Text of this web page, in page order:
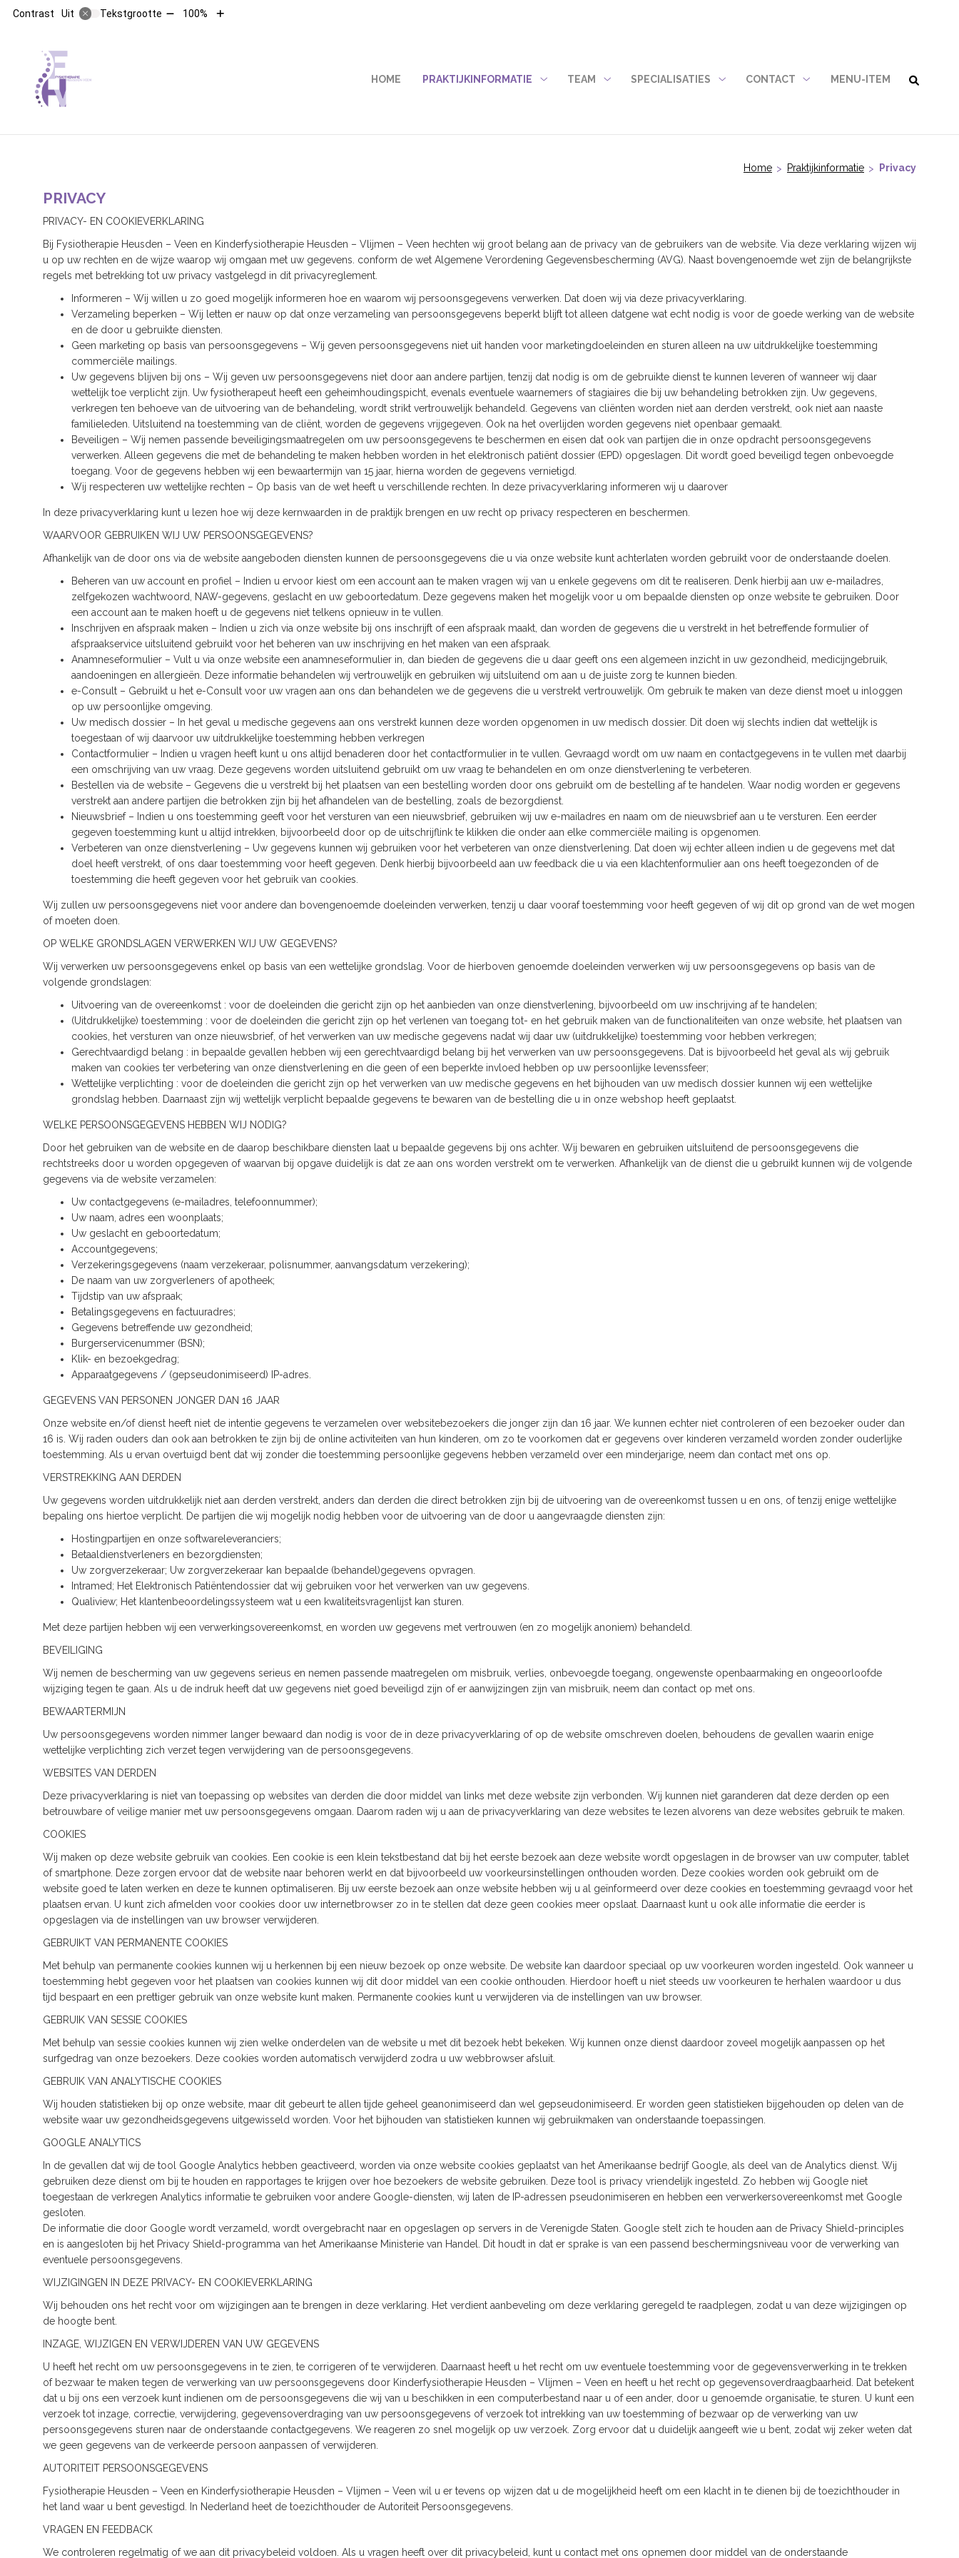
Contrast Uit Tekstgrootte Tekst100%
Tekst
HOME
PRAKTIJKINFORMATIE
TEAM
SPECIALISATIES
CONTACT
MENU-ITEM
Home Praktijkinformatie Privacy
PRIVACY
PRIVACY- EN COOKIEVERKLARING
Bij Fysiotherapie Heusden – Veen en Kinderfysiotherapie Heusden – Vlijmen – Veen hechten wij groot belang aan de privacy van de gebruikers van de website. Via deze verklaring wijzen wij
u op uw rechten en de wijze waarop wij omgaan met uw gegevens. conform de wet Algemene Verordening Gegevensbescherming (AVG). Naast bovengenoemde wet zijn de belangrijkste
regels met betrekking tot uw privacy vastgelegd in dit privacyreglement.
Informeren – Wij willen u zo goed mogelijk informeren hoe en waarom wij persoonsgegevens verwerken. Dat doen wij via deze privacyverklaring.
Verzameling beperken – Wij letten er nauw op dat onze verzameling van persoonsgegevens beperkt blijft tot alleen datgene wat echt nodig is voor de goede werking van de website
en de door u gebruikte diensten.
Geen marketing op basis van persoonsgegevens – Wij geven persoonsgegevens niet uit handen voor marketingdoeleinden en sturen alleen na uw uitdrukkelijke toestemming
commerciële mailings.
Uw gegevens blijven bij ons – Wij geven uw persoonsgegevens niet door aan andere partijen, tenzij dat nodig is om de gebruikte dienst te kunnen leveren of wanneer wij daar
wettelijk toe verplicht zijn. Uw fysiotherapeut heeft een geheimhoudingspicht, evenals eventuele waarnemers of stagiaires die bij uw behandeling betrokken zijn. Uw gegevens,
verkregen ten behoeve van de uitvoering van de behandeling, wordt strikt vertrouwelijk behandeld. Gegevens van cliënten worden niet aan derden verstrekt, ook niet aan naaste
familieleden. Uitsluitend na toestemming van de cliënt, worden de gegevens vrijgegeven. Ook na het overlijden worden gegevens niet openbaar gemaakt.
Beveiligen – Wij nemen passende beveiligingsmaatregelen om uw persoonsgegevens te beschermen en eisen dat ook van partijen die in onze opdracht persoonsgegevens
verwerken. Alleen gegevens die met de behandeling te maken hebben worden in het elektronisch patiënt dossier (EPD) opgeslagen. Dit wordt goed beveiligd tegen onbevoegde
toegang. Voor de gegevens hebben wij een bewaartermijn van 15 jaar, hierna worden de gegevens vernietigd.
Wij respecteren uw wettelijke rechten – Op basis van de wet heeft u verschillende rechten. In deze privacyverklaring informeren wij u daarover
In deze privacyverklaring kunt u lezen hoe wij deze kernwaarden in de praktijk brengen en uw recht op privacy respecteren en beschermen.
WAARVOOR GEBRUIKEN WIJ UW PERSOONSGEGEVENS?
Afhankelijk van de door ons via de website aangeboden diensten kunnen de persoonsgegevens die u via onze website kunt achterlaten worden gebruikt voor de onderstaande doelen.
Beheren van uw account en profiel – Indien u ervoor kiest om een account aan te maken vragen wij van u enkele gegevens om dit te realiseren. Denk hierbij aan uw e-mailadres,
zelfgekozen wachtwoord, NAW-gegevens, geslacht en uw geboortedatum. Deze gegevens maken het mogelijk voor u om bepaalde diensten op onze website te gebruiken. Door
een account aan te maken hoeft u de gegevens niet telkens opnieuw in te vullen.
Inschrijven en afspraak maken – Indien u zich via onze website bij ons inschrijft of een afspraak maakt, dan worden de gegevens die u verstrekt in het betreffende formulier of
afspraakservice uitsluitend gebruikt voor het beheren van uw inschrijving en het maken van een afspraak.
Anamneseformulier – Vult u via onze website een anamneseformulier in, dan bieden de gegevens die u daar geeft ons een algemeen inzicht in uw gezondheid, medicijngebruik,
aandoeningen en allergieën. Deze informatie behandelen wij vertrouwelijk en gebruiken wij uitsluitend om aan u de juiste zorg te kunnen bieden.
e-Consult – Gebruikt u het e-Consult voor uw vragen aan ons dan behandelen we de gegevens die u verstrekt vertrouwelijk. Om gebruik te maken van deze dienst moet u inloggen
op uw persoonlijke omgeving.
Uw medisch dossier – In het geval u medische gegevens aan ons verstrekt kunnen deze worden opgenomen in uw medisch dossier. Dit doen wij slechts indien dat wettelijk is
toegestaan of wij daarvoor uw uitdrukkelijke toestemming hebben verkregen
Contactformulier – Indien u vragen heeft kunt u ons altijd benaderen door het contactformulier in te vullen. Gevraagd wordt om uw naam en contactgegevens in te vullen met daarbij
een omschrijving van uw vraag. Deze gegevens worden uitsluitend gebruikt om uw vraag te behandelen en om onze dienstverlening te verbeteren.
Bestellen via de website – Gegevens die u verstrekt bij het plaatsen van een bestelling worden door ons gebruikt om de bestelling af te handelen. Waar nodig worden er gegevens
verstrekt aan andere partijen die betrokken zijn bij het afhandelen van de bestelling, zoals de bezorgdienst.
Nieuwsbrief – Indien u ons toestemming geeft voor het versturen van een nieuwsbrief, gebruiken wij uw e-mailadres en naam om de nieuwsbrief aan u te versturen. Een eerder
gegeven toestemming kunt u altijd intrekken, bijvoorbeeld door op de uitschrijflink te klikken die onder aan elke commerciële mailing is opgenomen.
Verbeteren van onze dienstverlening – Uw gegevens kunnen wij gebruiken voor het verbeteren van onze dienstverlening. Dat doen wij echter alleen indien u de gegevens met dat
doel heeft verstrekt, of ons daar toestemming voor heeft gegeven. Denk hierbij bijvoorbeeld aan uw feedback die u via een klachtenformulier aan ons heeft toegezonden of de
toestemming die heeft gegeven voor het gebruik van cookies.
Wij zullen uw persoonsgegevens niet voor andere dan bovengenoemde doeleinden verwerken, tenzij u daar vooraf toestemming voor heeft gegeven of wij dit op grond van de wet mogen
of moeten doen.
OP WELKE GRONDSLAGEN VERWERKEN WIJ UW GEGEVENS?
Wij verwerken uw persoonsgegevens enkel op basis van een wettelijke grondslag. Voor de hierboven genoemde doeleinden verwerken wij uw persoonsgegevens op basis van de
volgende grondslagen:
Uitvoering van de overeenkomst : voor de doeleinden die gericht zijn op het aanbieden van onze dienstverlening, bijvoorbeeld om uw inschrijving af te handelen;
(Uitdrukkelijke) toestemming : voor de doeleinden die gericht zijn op het verlenen van toegang tot- en het gebruik maken van de functionaliteiten van onze website, het plaatsen van
cookies, het versturen van onze nieuwsbrief, of het verwerken van uw medische gegevens nadat wij daar uw (uitdrukkelijke) toestemming voor hebben verkregen;
Gerechtvaardigd belang : in bepaalde gevallen hebben wij een gerechtvaardigd belang bij het verwerken van uw persoonsgegevens. Dat is bijvoorbeeld het geval als wij gebruik
maken van cookies ter verbetering van onze dienstverlening en die geen of een beperkte invloed hebben op uw persoonlijke levenssfeer;
Wettelijke verplichting : voor de doeleinden die gericht zijn op het verwerken van uw medische gegevens en het bijhouden van uw medisch dossier kunnen wij een wettelijke
grondslag hebben. Daarnaast zijn wij wettelijk verplicht bepaalde gegevens te bewaren van de bestelling die u in onze webshop heeft geplaatst.
WELKE PERSOONSGEGEVENS HEBBEN WIJ NODIG?
Door het gebruiken van de website en de daarop beschikbare diensten laat u bepaalde gegevens bij ons achter. Wij bewaren en gebruiken uitsluitend de persoonsgegevens die
rechtstreeks door u worden opgegeven of waarvan bij opgave duidelijk is dat ze aan ons worden verstrekt om te verwerken. Afhankelijk van de dienst die u gebruikt kunnen wij de volgende
gegevens via de website verzamelen:
Uw contactgegevens (e-mailadres, telefoonnummer);
Uw naam, adres een woonplaats;
Uw geslacht en geboortedatum;
Accountgegevens;
Verzekeringsgegevens (naam verzekeraar, polisnummer, aanvangsdatum verzekering);
De naam van uw zorgverleners of apotheek;
Tijdstip van uw afspraak;
Betalingsgegevens en factuuradres;
Gegevens betreffende uw gezondheid;
Burgerservicenummer (BSN);
Klik- en bezoekgedrag;
Apparaatgegevens / (gepseudonimiseerd) IP-adres.
GEGEVENS VAN PERSONEN JONGER DAN 16 JAAR
Onze website en/of dienst heeft niet de intentie gegevens te verzamelen over websitebezoekers die jonger zijn dan 16 jaar. We kunnen echter niet controleren of een bezoeker ouder dan
16 is. Wij raden ouders dan ook aan betrokken te zijn bij de online activiteiten van hun kinderen, om zo te voorkomen dat er gegevens over kinderen verzameld worden zonder ouderlijke
toestemming. Als u ervan overtuigd bent dat wij zonder die toestemming persoonlijke gegevens hebben verzameld over een minderjarige, neem dan contact met ons op.
VERSTREKKING AAN DERDEN
Uw gegevens worden uitdrukkelijk niet aan derden verstrekt, anders dan derden die direct betrokken zijn bij de uitvoering van de overeenkomst tussen u en ons, of tenzij enige wettelijke
bepaling ons hiertoe verplicht. De partijen die wij mogelijk nodig hebben voor de uitvoering van de door u aangevraagde diensten zijn:
Hostingpartijen en onze softwareleveranciers;
Betaaldienstverleners en bezorgdiensten;
Uw zorgverzekeraar; Uw zorgverzekeraar kan bepaalde (behandel)gegevens opvragen.
Intramed; Het Elektronisch Patiëntendossier dat wij gebruiken voor het verwerken van uw gegevens.
Qualiview; Het klantenbeoordelingssysteem wat u een kwaliteitsvragenlijst kan sturen.
Met deze partijen hebben wij een verwerkingsovereenkomst, en worden uw gegevens met vertrouwen (en zo mogelijk anoniem) behandeld.
BEVEILIGING
Wij nemen de bescherming van uw gegevens serieus en nemen passende maatregelen om misbruik, verlies, onbevoegde toegang, ongewenste openbaarmaking en ongeoorloofde
wijziging tegen te gaan. Als u de indruk heeft dat uw gegevens niet goed beveiligd zijn of er aanwijzingen zijn van misbruik, neem dan contact op met ons.
BEWAARTERMIJN
Uw persoonsgegevens worden nimmer langer bewaard dan nodig is voor de in deze privacyverklaring of op de website omschreven doelen, behoudens de gevallen waarin enige
wettelijke verplichting zich verzet tegen verwijdering van de persoonsgegevens.
WEBSITES VAN DERDEN
Deze privacyverklaring is niet van toepassing op websites van derden die door middel van links met deze website zijn verbonden. Wij kunnen niet garanderen dat deze derden op een
betrouwbare of veilige manier met uw persoonsgegevens omgaan. Daarom raden wij u aan de privacyverklaring van deze websites te lezen alvorens van deze websites gebruik te maken.
COOKIES
Wij maken op deze website gebruik van cookies. Een cookie is een klein tekstbestand dat bij het eerste bezoek aan deze website wordt opgeslagen in de browser van uw computer, tablet
of smartphone. Deze zorgen ervoor dat de website naar behoren werkt en dat bijvoorbeeld uw voorkeursinstellingen onthouden worden. Deze cookies worden ook gebruikt om de
website goed te laten werken en deze te kunnen optimaliseren. Bij uw eerste bezoek aan onze website hebben wij u al geïnformeerd over deze cookies en toestemming gevraagd voor het
plaatsen ervan. U kunt zich afmelden voor cookies door uw internetbrowser zo in te stellen dat deze geen cookies meer opslaat. Daarnaast kunt u ook alle informatie die eerder is
opgeslagen via de instellingen van uw browser verwijderen.
GEBRUIKT VAN PERMANENTE COOKIES
Met behulp van permanente cookies kunnen wij u herkennen bij een nieuw bezoek op onze website. De website kan daardoor speciaal op uw voorkeuren worden ingesteld. Ook wanneer u
toestemming hebt gegeven voor het plaatsen van cookies kunnen wij dit door middel van een cookie onthouden. Hierdoor hoeft u niet steeds uw voorkeuren te herhalen waardoor u dus
tijd bespaart en een prettiger gebruik van onze website kunt maken. Permanente cookies kunt u verwijderen via de instellingen van uw browser.
GEBRUIK VAN SESSIE COOKIES
Met behulp van sessie cookies kunnen wij zien welke onderdelen van de website u met dit bezoek hebt bekeken. Wij kunnen onze dienst daardoor zoveel mogelijk aanpassen op het
surfgedrag van onze bezoekers. Deze cookies worden automatisch verwijderd zodra u uw webbrowser afsluit.
GEBRUIK VAN ANALYTISCHE COOKIES
Wij houden statistieken bij op onze website, maar dit gebeurt te allen tijde geheel geanonimiseerd dan wel gepseudonimiseerd. Er worden geen statistieken bijgehouden op delen van de
website waar uw gezondheidsgegevens uitgewisseld worden. Voor het bijhouden van statistieken kunnen wij gebruikmaken van onderstaande toepassingen.
GOOGLE ANALYTICS
In de gevallen dat wij de tool Google Analytics hebben geactiveerd, worden via onze website cookies geplaatst van het Amerikaanse bedrijf Google, als deel van de Analytics dienst. Wij
gebruiken deze dienst om bij te houden en rapportages te krijgen over hoe bezoekers de website gebruiken. Deze tool is privacy vriendelijk ingesteld. Zo hebben wij Google niet
toegestaan de verkregen Analytics informatie te gebruiken voor andere Google-diensten, wij laten de IP-adressen pseudonimiseren en hebben een verwerkersovereenkomst met Google
gesloten.
De informatie die door Google wordt verzameld, wordt overgebracht naar en opgeslagen op servers in de Verenigde Staten. Google stelt zich te houden aan de Privacy Shield-principles
en is aangesloten bij het Privacy Shield-programma van het Amerikaanse Ministerie van Handel. Dit houdt in dat er sprake is van een passend beschermingsniveau voor de verwerking van
eventuele persoonsgegevens.
WIJZIGINGEN IN DEZE PRIVACY- EN COOKIEVERKLARING
Wij behouden ons het recht voor om wijzigingen aan te brengen in deze verklaring. Het verdient aanbeveling om deze verklaring geregeld te raadplegen, zodat u van deze wijzigingen op
de hoogte bent.
INZAGE, WIJZIGEN EN VERWIJDEREN VAN UW GEGEVENS
U heeft het recht om uw persoonsgegevens in te zien, te corrigeren of te verwijderen. Daarnaast heeft u het recht om uw eventuele toestemming voor de gegevensverwerking in te trekken
of bezwaar te maken tegen de verwerking van uw persoonsgegevens door Kinderfysiotherapie Heusden – Vlijmen – Veen en heeft u het recht op gegevensoverdraagbaarheid. Dat betekent
dat u bij ons een verzoek kunt indienen om de persoonsgegevens die wij van u beschikken in een computerbestand naar u of een ander, door u genoemde organisatie, te sturen. U kunt een
verzoek tot inzage, correctie, verwijdering, gegevensoverdraging van uw persoonsgegevens of verzoek tot intrekking van uw toestemming of bezwaar op de verwerking van uw
persoonsgegevens sturen naar de onderstaande contactgegevens. We reageren zo snel mogelijk op uw verzoek. Zorg ervoor dat u duidelijk aangeeft wie u bent, zodat wij zeker weten dat
we geen gegevens van de verkeerde persoon aanpassen of verwijderen.
AUTORITEIT PERSOONSGEGEVENS
Fysiotherapie Heusden – Veen en Kinderfysiotherapie Heusden – Vlijmen – Veen wil u er tevens op wijzen dat u de mogelijkheid heeft om een klacht in te dienen bij de toezichthouder in
het land waar u bent gevestigd. In Nederland heet de toezichthouder de Autoriteit Persoonsgegevens.
VRAGEN EN FEEDBACK
We controleren regelmatig of we aan dit privacybeleid voldoen. Als u vragen heeft over dit privacybeleid, kunt u contact met ons opnemen door middel van de onderstaande